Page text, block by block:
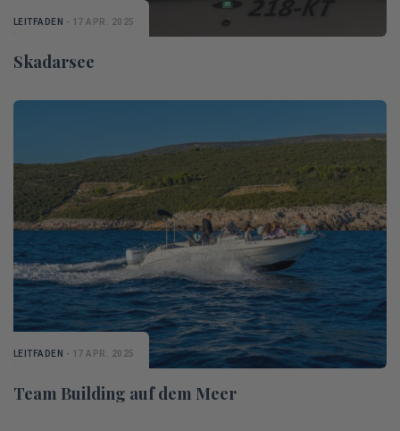
LEITFADEN - 17 APR. 2025
Skadarsee
LEITFADEN - 17 APR. 2025
Team Building auf dem Meer